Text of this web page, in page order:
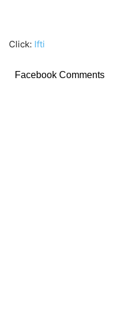
Click: Ifti
Facebook Comments